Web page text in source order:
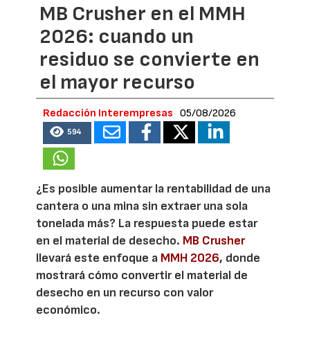
MB Crusher en el MMH
2026: cuando un
residuo se convierte en
el mayor recurso
Redacción Interempresas 05/08/2026
594
¿Es posible aumentar la rentabilidad de una
cantera o una mina sin extraer una sola
tonelada más? La respuesta puede estar
en el material de desecho. MB Crusher
llevará este enfoque a MMH 2026, donde
mostrará cómo convertir el material de
desecho en un recurso con valor
económico.